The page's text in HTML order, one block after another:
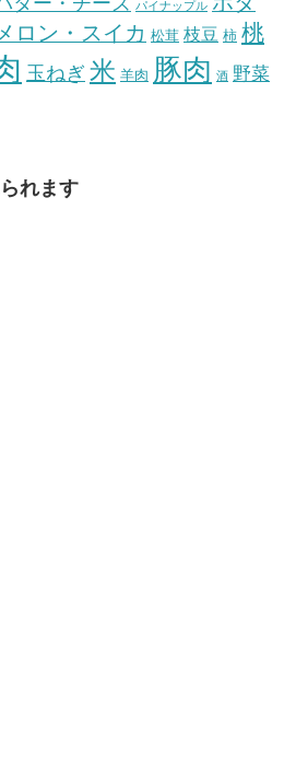
パイナップル
ロン・スイカ 松茸 枝豆 柿 桃
玉ねぎ 米 羊肉 豚肉 酒 野菜
れます